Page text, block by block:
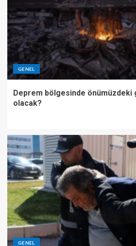
GENEL
Deprem bölgesinde önümüzdeki
olacak?
GENEL